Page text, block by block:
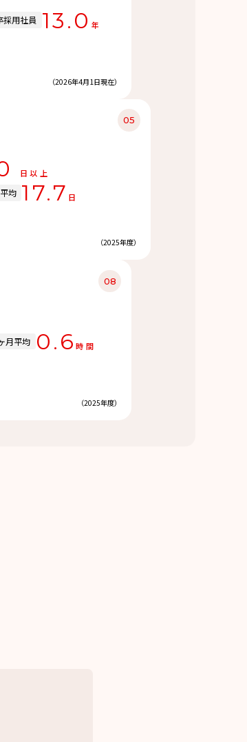
採用社員 13.0 年
（2026年4月1日現在）
日以上
均 17.7 日
（2025年度）
月平均 0.6時間
（2025年度）